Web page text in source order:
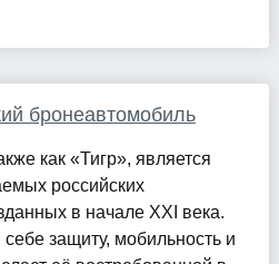
бронеавтомобиль
как «Тигр», является
российских
в начале XXI века.
защиту, мобильность и